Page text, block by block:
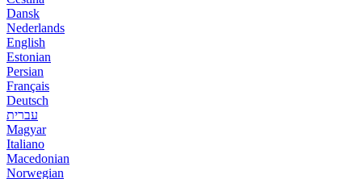
Dansk
Nederlands
English
Estonian
Persian
Français
Deutsch
עברית
Magyar
Italiano
Macedonian
Norwegian